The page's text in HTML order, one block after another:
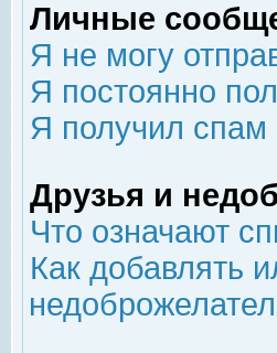
Личные
Я не могу
Я постоянно
Я получил спам
Друзья и
Что означают
Как добавлять